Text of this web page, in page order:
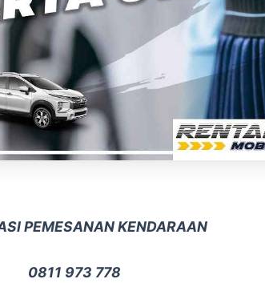
PEMESANAN KENDARAAN
0811 973 778